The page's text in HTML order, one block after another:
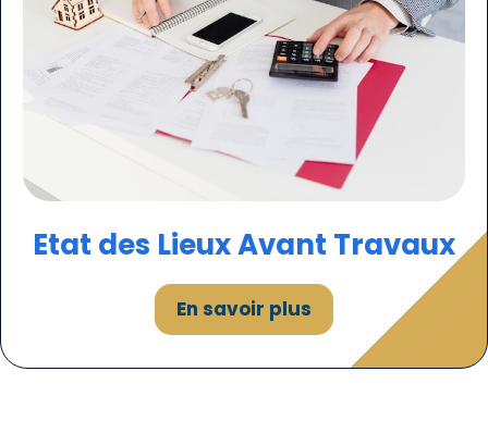
Etat des LieuxAvant Travaux
En savoir plus